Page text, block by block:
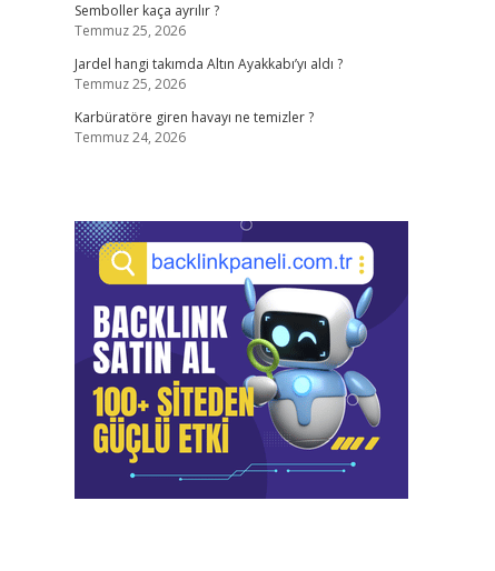
Semboller kaça ayrılır ?
Temmuz 25, 2026
Jardel hangi takımda Altın Ayakkabı’yı aldı ?
Temmuz 25, 2026
Karbüratöre giren havayı ne temizler ?
Temmuz 24, 2026